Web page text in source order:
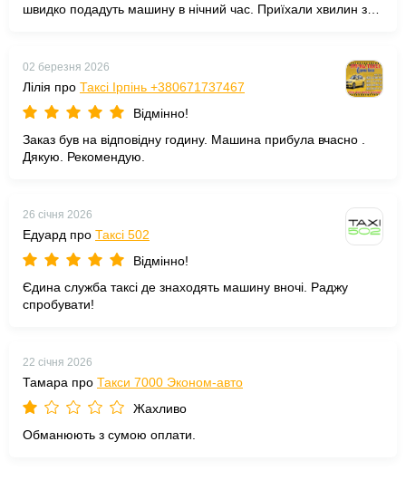
швидко подадуть машину в нічний час. Приїхали хвилин за
на дзвінок. Дуже задоволений сервісом, дякую Лайм за
02 березня 2026
Лілія про Таксі Ірпінь +380671737467
Відмінно!
Заказ був на відповідну годину. Машина прибула вчасно .
Дякую. Рекомендую.
26 січня 2026
Едуард про Таксі 502
Відмінно!
Єдина служба таксі де знаходять машину вночі. Раджу
спробувати!
22 січня 2026
Тамара про Такси 7000 Эконом-авто
Жахливо
Обманюють з сумою оплати.